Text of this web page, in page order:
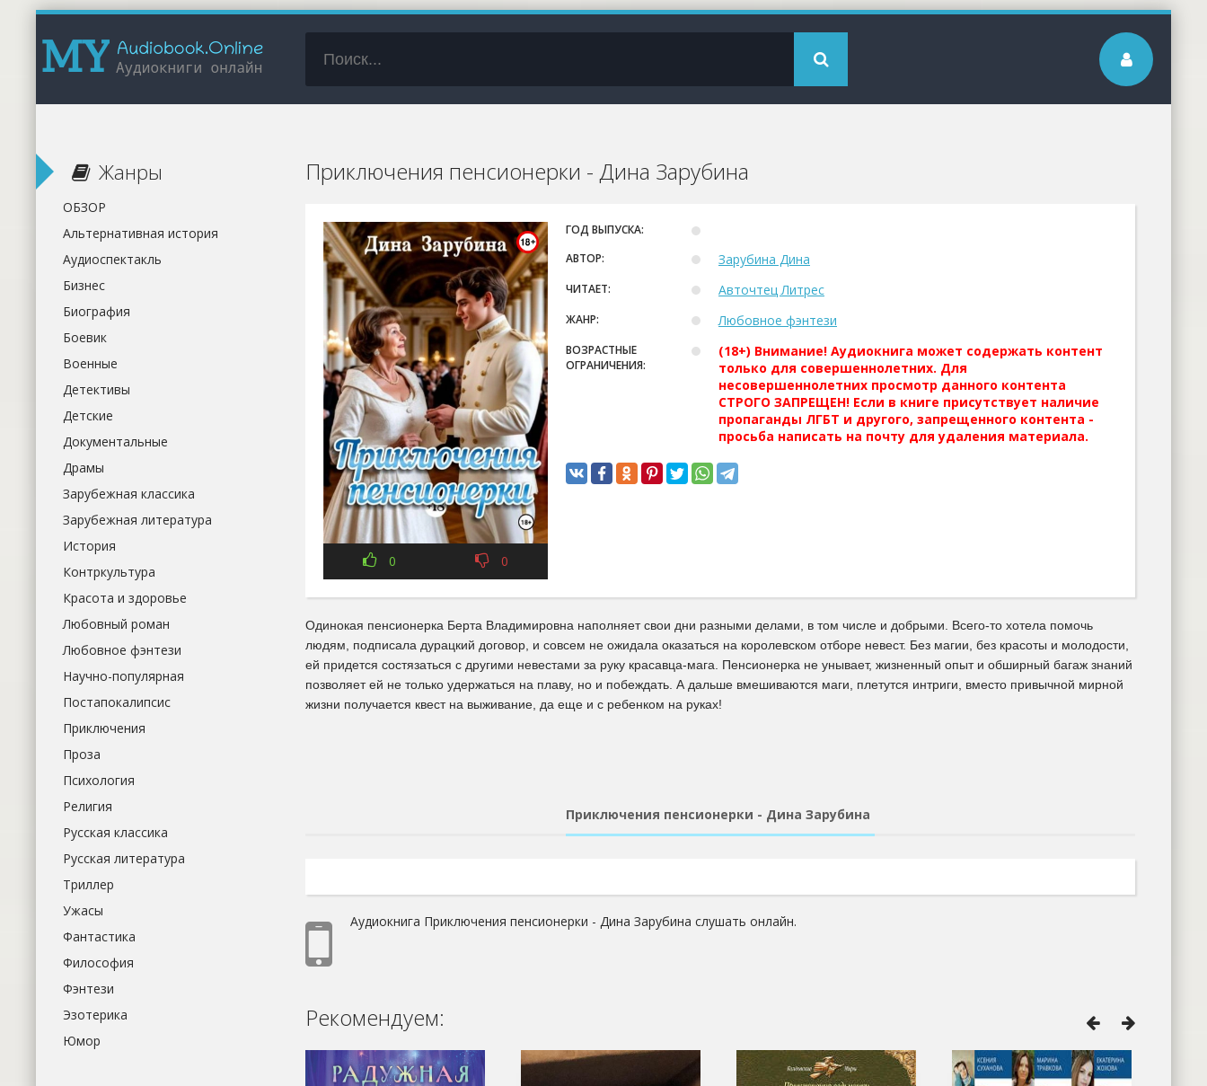
Приключения пенсионерки - Дина Зарубина
0 0
ГОД ВЫПУСКА:
АВТОР:
Зарубина Дина
ЧИТАЕТ: Авточтец Литрес
ЖАНР: Любовное фэнтези
ВОЗРАСТНЫЕ
ОГРАНИЧЕНИЯ:
(18+) Внимание! Аудиокнига может содержать контент
только для совершеннолетних. Для
несовершеннолетних просмотр данного контента
СТРОГО ЗАПРЕЩЕН! Если в книге присутствует наличие
пропаганды ЛГБТ и другого, запрещенного контента -
просьба написать на почту для удаления материала.
Одинокая пенсионерка Берта Владимировна наполняет свои дни разными делами, в том числе и добрыми. Всего-то хотела помочь
людям, подписала дурацкий договор, и совсем не ожидала оказаться на королевском отборе невест. Без магии, без красоты и молодости,
ей придется состязаться с другими невестами за руку красавца-мага. Пенсионерка не унывает, жизненный опыт и обширный багаж знаний
позволяет ей не только удержаться на плаву, но и побеждать. А дальше вмешиваются маги, плетутся интриги, вместо привычной мирной
жизни получается квест на выживание, да еще и с ребенком на руках!
Приключения пенсионерки - Дина Зарубина
Аудиокнига Приключения пенсионерки - Дина Зарубина слушать онлайн.
Рекомендуем:
Жанры
ОБЗОР
Альтернативная история
Аудиоспектакль
Бизнес
Биография
Боевик
Военные
Детективы
Детские
Документальные
Драмы
Зарубежная классика
Зарубежная литература
История
Контркультура
Красота и здоровье
Любовный роман
Любовное фэнтези
Научно-популярная
Постапокалипсис
Приключения
Проза
Психология
Религия
Русская классика
Русская литература
Триллер
Ужасы
Фантастика
Философия
Фэнтези
Эзотерика
Юмор